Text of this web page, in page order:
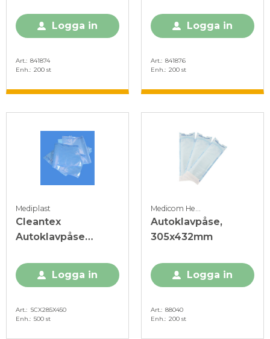
Logga in
Art. 841874
Enh. 200 st
Logga in
Art. 841876
Enh. 200 st
Mediplast
Cleantex
Autoklavpåse
500st
Logga in
Art.
SCX285X450
Enh.
500 st
Medicom Healthcare
Autoklavpåse,
305x432mm
Logga in
Art.
88040
Enh.
200 st